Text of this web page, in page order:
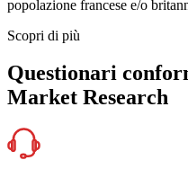
popolazione francese e/o
Scopri di più
Questionari
Market Research